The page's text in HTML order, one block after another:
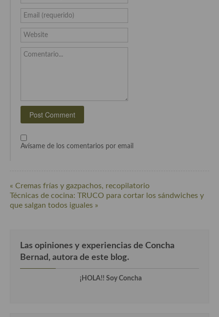
Cocina filipina
Cocina de Hawái
Cocina de Madagascar
Cocina del Congo
Cocina Sefardí
Cocina Yoshoku
Cocinas de España
Cocina Asturiana
Email (requerido)
Website
Comentario...
Avísame de los comentarios por email
« Cremas frías y gazpachos, recopilatorio
Técnicas de cocina: TRUCO para cortar los sándwiches y
que salgan todos iguales »
Las opiniones y experiencias de Concha
Bernad, autora de este blog.
¡HOLA!! Soy Concha